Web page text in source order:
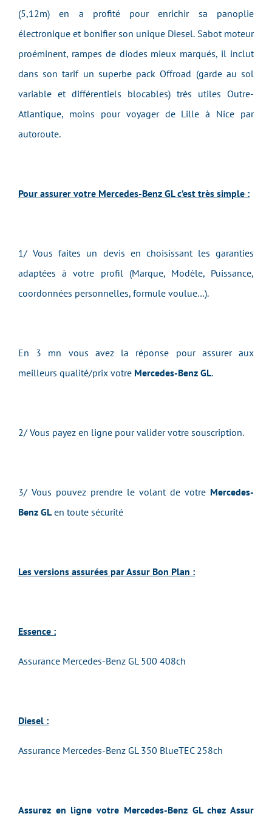
(5,12m) en a profité pour enrichir sa panoplie
électronique et bonifier son unique Diesel. Sabot moteur
proéminent, rampes de diodes mieux marqués, il inclut
dans son tarif un superbe pack Offroad (garde au sol
variable et différentiels blocables) très utiles Outre-
Atlantique, moins pour voyager de Lille à Nice par
autoroute.
Pour assurer votre Mercedes-Benz GL c’est très simple :
1/ Vous faites un devis en choisissant les garanties
adaptées à votre profil (Marque, Modèle, Puissance,
coordonnées personnelles, formule voulue…).
En 3 mn vous avez la réponse pour assurer aux
meilleurs qualité/prix votre Mercedes-Benz GL.
2/ Vous payez en ligne pour valider votre souscription.
3/ Vous pouvez prendre le volant de votre Mercedes-
Benz GL en toute sécurité
Les versions assurées par Assur Bon Plan :
Essence :
Assurance Mercedes-Benz GL 500 408ch
Diesel :
Assurance Mercedes-Benz GL 350 BlueTEC 258ch
Assurez en ligne votre Mercedes-Benz GL chez Assur